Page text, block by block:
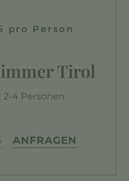
pro Person
Tirol
2-4 Personen
ANFRAGEN